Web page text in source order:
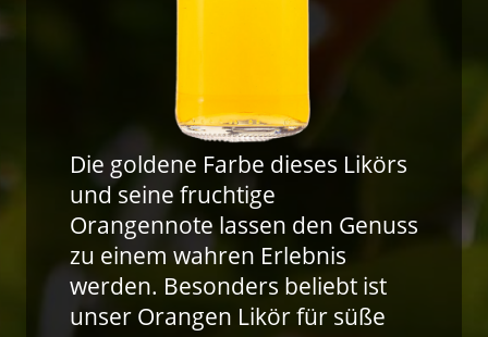
Die goldene Farbe dieses Likörs
und seine fruchtige
Orangennote lassen den Genuss
zu einem wahren Erlebnis
werden. Besonders beliebt ist
unser Orangen Likör für süße